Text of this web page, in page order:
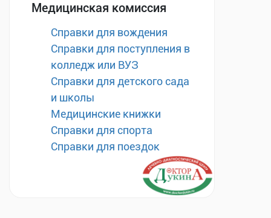
Медицинская комиссия
Справки для вождения
Справки для поступления в
колледж или ВУЗ
Справки для детского сада
и школы
Медицинские книжки
Справки для спорта
Справки для поездок